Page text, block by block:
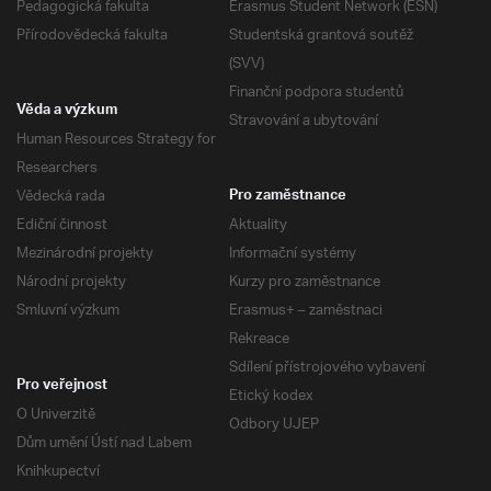
Pedagogická fakulta
Přírodovědecká fakulta
Erasmus Student Network (ESN)
Studentská grantová soutěž
(SVV)
Finanční podpora studentů
Stravování a ubytování
Věda a výzkum
Human Resources Strategy for
Researchers
Vědecká rada
Ediční činnost
Mezinárodní projekty
Národní projekty
Smluvní výzkum
Pro zaměstnance
Aktuality
Informační systémy
Kurzy pro zaměstnance
Erasmus+ – zaměstnaci
Rekreace
Sdílení přístrojového vybavení
Etický kodex
Odbory UJEP
Pro veřejnost
O Univerzitě
Dům umění Ústí nad Labem
Knihkupectví